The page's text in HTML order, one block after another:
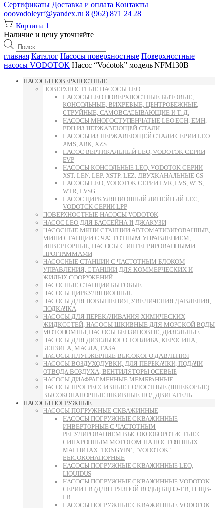
Сертификаты Доставка и оплата Контакты
ooovodoleyrf@yandex.ru 8 (962) 871 24 28
Корзина 1
Наличие и цену уточняйте
Поиск
товаров
главная Каталог Насосы поверхностные Поверхностные
насосы VODOTOK Насос “Vodotok” модель NFM130B
НАСОСЫ ПОВЕРХНОСТНЫЕ
ПОВЕРХНОСТНЫЕ НАСОСЫ LEO
НАСОСЫ LEO ПОВЕРХНОСТНЫЕ БЫТОВЫЕ,
КОНСОЛЬНЫЕ, ВИХРЕВЫЕ, ЦЕНТРОБЕЖНЫЕ,
СТРУЙНЫЕ, САМОВСАСЫВАЮЩИЕ И Т. Д.
НАСОСЫ МНОГОСТУПЕНЧАТЫЕ LEO ECH, EMH,
EDH ИЗ НЕРЖАВЕЮЩЕЙ СТАЛИ
НАСОСЫ ИЗ НЕРЖАВЕЮЩЕЙ СТАЛИ СЕРИИ LEO
AMS, ABK, XZS
НАСОС ВЕРТИКАЛЬНЫЙ LEO, VODOTOK СЕРИИ
EVP
НАСОСЫ КОНСОЛЬНЫЕ LEO, VODOTOK СЕРИИ
XST, LEN, LEP, XSTP, LEZ, ДВУХКАНАЛЬНЫЕ GS
НАСОСЫ LEO, VODOTOK СЕРИИ LVR, LVS, WTS,
WTR, LVSG
НАСОС ЦИРКУЛЯЦИОННЫЙ ЛИНЕЙНЫЙ LEO,
VODOTOK СЕРИИ LPP
ПОВЕРХНОСТНЫЕ НАСОСЫ VODOTOK
НАСОС LEO ДЛЯ БАССЕЙНА И ДЖАКУЗИ
НАСОСНЫЕ МИНИ СТАНЦИИ АВТОМАТИЗИРОВАННЫЕ,
МИНИ СТАНЦИИ С ЧАСТОТНЫМ УПРАВЛЕНИЕМ,
ИНВЕРТОРНЫЕ, НАСОСЫ С ИНТЕГРИРОВАННЫМИ
ПРОГРАММАМИ
НАСОСНЫЕ СТАНЦИИ С ЧАСТОТНЫМ БЛОКОМ
УПРАВЛЕНИЯ, СТАНЦИИ ДЛЯ КОММЕРЧЕСКИХ И
ЖИЛЫХ СООРУЖЕНИЙ
НАСОСНЫЕ СТАНЦИИ БЫТОВЫЕ
НАСОСЫ ЦИРКУЛЯЦИОННЫЕ
НАСОСЫ ДЛЯ ПОВЫШЕНИЯ, УВЕЛИЧЕНИЯ ДАВЛЕНИЯ,
ПОДКАЧКА
НАСОСЫ ДЛЯ ПЕРЕКАЧИВАНИЯ ХИМИЧЕСКИХ
ЖИДКОСТЕЙ, НАСОСЫ ШКИВНЫЕ ДЛЯ МОРСКОЙ ВОДЫ
МОТОПОМПЫ, НАСОСЫ БЕНЗИНОВЫЕ, ДИЗЕЛЬНЫЕ
НАСОСЫ ДЛЯ ДИЗЕЛЬНОГО ТОПЛИВА, КЕРОСИНА,
БЕНЗИНА, МАСЛА, ГАЗА
НАСОСЫ ПЛУНЖЕРНЫЕ ВЫСОКОГО ДАВЛЕНИЯ
НАСОСЫ ВОЗДУХОДУВКИ, ДЛЯ ПЕРЕКАЧКИ, ПОДАЧИ
ОТВОДА ВОЗДУХА, ВЕНТИЛЯТОРЫ ОСЕВЫЕ
НАСОСЫ ДИАФРАГМЕННЫЕ МЕМБРАННЫЕ
НАСОСЫ ПРОГРЕССИВНЫЕ ПОЛОСТНЫЕ (ШНЕКОВЫЕ)
ВЫСОКОНАПОРНЫЕ ШКИВНЫЕ ПОД ДВИГАТЕЛЬ
НАСОСЫ ПОГРУЖНЫЕ
НАСОСЫ ПОГРУЖНЫЕ СКВАЖИННЫЕ
НАСОСЫ ПОГРУЖНЫЕ СКВАЖИННЫЕ
ИНВЕРТОРНЫЕ С ЧАСТОТНЫМ
РЕГУЛИРОВАНИЕМ ВЫСОКООБОРОТИСТЫЕ С
СИНХРОННЫМ МОТОРОМ НА ПОСТОЯННЫХ
МАГНИТАХ "DONGYIN", "VODOTOK"
ВЫСОКОНАПОРНЫЕ
НАСОСЫ ПОГРУЖНЫЕ СКВАЖИННЫЕ LEO,
LIQUIDUS
НАСОСЫ ПОГРУЖНЫЕ СКВАЖИННЫЕ VODOTOK
СЕРИИ ГВ (ДЛЯ ГРЯЗНОЙ ВОДЫ) БЦПЭ-ГВ, НПЦВ-
ГВ
НАСОСЫ ПОГРУЖНЫЕ СКВАЖИННЫЕ VODOTOK